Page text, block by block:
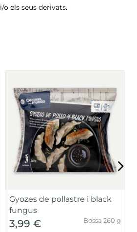
i/o els seus derivats.
Gyozes de pollastre i black
fungus
3,99 € Bossa 260 g